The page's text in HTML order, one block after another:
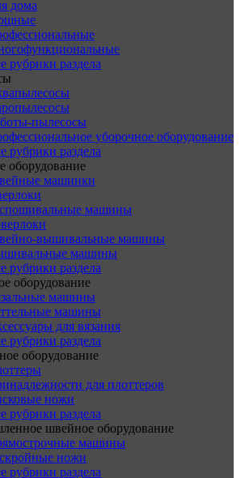
дома
рубрики раздела
пылесосы
уборочное оборудование
рубрики раздела
оборудование
машинки
машины
вышивальные машины
машины
рубрики раздела
оборудование
машины
машины
для вязания
рубрики раздела
оборудование
для плоттеров
ножи
рубрики раздела
швейное оборудование
машины
ножи
рубрики раздела